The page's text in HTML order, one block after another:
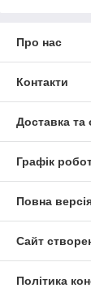
Про нас
Контакти
Доставка та
Графік
Повна
Сайт
Політика